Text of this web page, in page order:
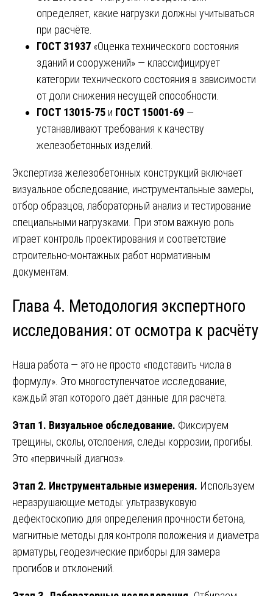
определяет, какие нагрузки должны учитываться
при расчёте.
ГОСТ 31937 «Оценка технического состояния
зданий и сооружений» — классифицирует
категории технического состояния в зависимости
от доли снижения несущей способности.
ГОСТ 13015-75 и ГОСТ 15001-69 —
устанавливают требования к качеству
железобетонных изделий.
Экспертиза железобетонных конструкций включает
визуальное обследование, инструментальные замеры,
отбор образцов, лабораторный анализ и тестирование
специальными нагрузками. При этом важную роль
играет контроль проектирования и соответствие
строительно-монтажных работ нормативным
документам.
Глава 4. Методология экспертного
исследования: от осмотра к расчёту
Наша работа — это не просто «подставить числа в
формулу». Это многоступенчатое исследование,
каждый этап которого даёт данные для расчёта.
Этап 1. Визуальное обследование. Фиксируем
трещины, сколы, отслоения, следы коррозии, прогибы.
Это «первичный диагноз».
Этап 2. Инструментальные измерения. Используем
неразрушающие методы: ультразвуковую
дефектоскопию для определения прочности бетона,
магнитные методы для контроля положения и диаметра
арматуры, геодезические приборы для замера
прогибов и отклонений.